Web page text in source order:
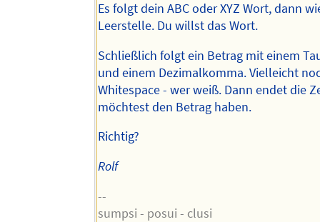
Es folgt dein ABC oder XYZ Wort, dann
Leerstelle. Du willst das Wort.
Schließlich folgt ein Betrag mit einem
und einem Dezimalkomma. Vielleicht
Whitespace - wer weiß. Dann endet die
möchtest den Betrag haben.
Richtig?
Rolf
--
sumpsi - posui - clusi